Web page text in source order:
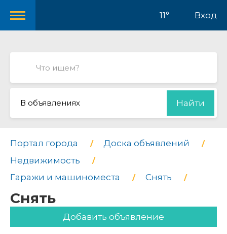
11° Вход
В объявлениях Найти
Портал города
Доска объявлений
Недвижимость
Гаражи и машиноместа
Снять
Снять
Добавить объявление